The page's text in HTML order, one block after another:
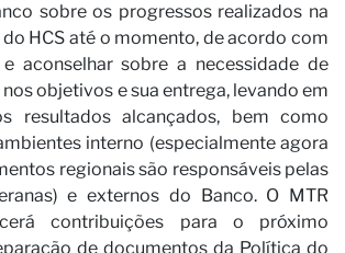
sobre os progressos realizados na
HCS até o momento, de acordo com
aconselhar sobre a necessidade de
objetivos e sua entrega, levando em
resultados alcançados, bem como
interno (especialmente agora
regionais são responsáveis pelas
e externos do Banco. O MTR
contribuições para o próximo
de documentos da Política do